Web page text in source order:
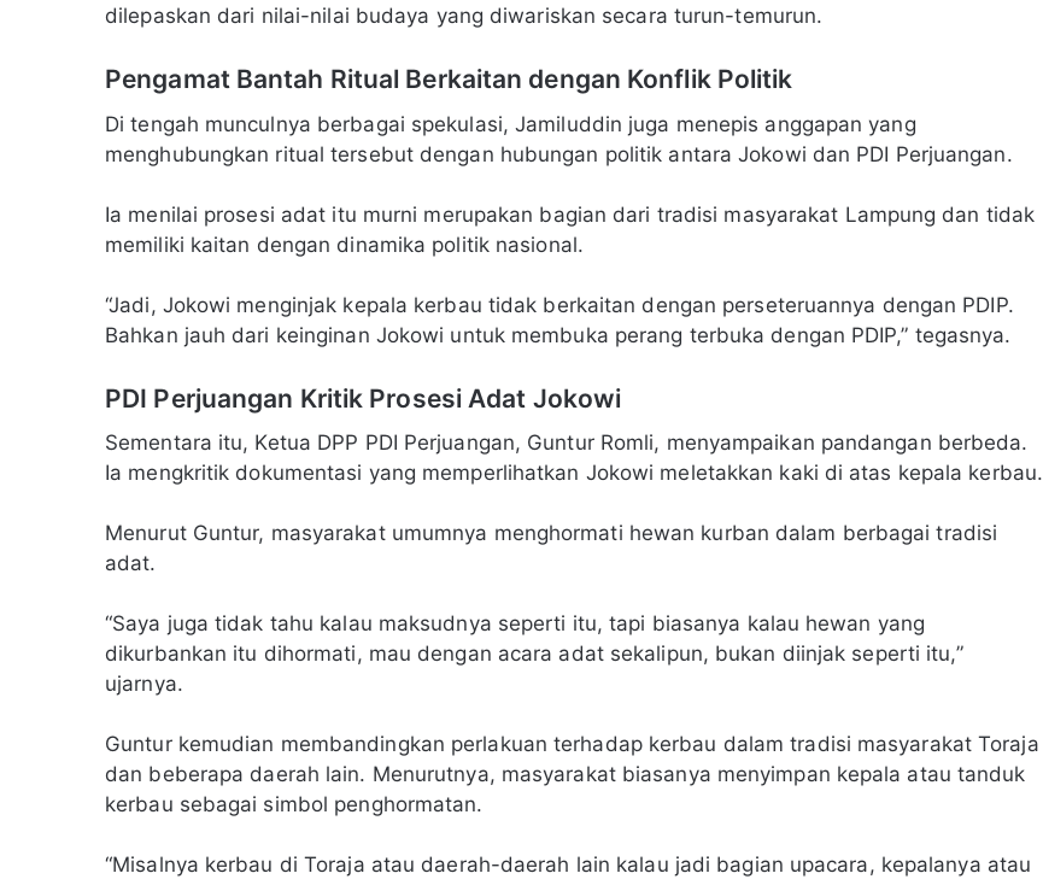
dilepaskan dari nilai-nilai budaya yang diwariskan secara turun-temurun.
Pengamat Bantah Ritual Berkaitan dengan Konflik Politik
Di tengah munculnya berbagai spekulasi, Jamiluddin juga menepis anggapan yang
menghubungkan ritual tersebut dengan hubungan politik antara Jokowi dan PDI Perjuangan.
Ia menilai prosesi adat itu murni merupakan bagian dari tradisi masyarakat Lampung dan tidak
memiliki kaitan dengan dinamika politik nasional.
“Jadi, Jokowi menginjak kepala kerbau tidak berkaitan dengan perseteruannya dengan PDIP.
Bahkan jauh dari keinginan Jokowi untuk membuka perang terbuka dengan PDIP,” tegasnya.
PDI Perjuangan Kritik Prosesi Adat Jokowi
Sementara itu, Ketua DPP PDI Perjuangan, Guntur Romli, menyampaikan pandangan berbeda.
Ia mengkritik dokumentasi yang memperlihatkan Jokowi meletakkan kaki di atas kepala kerbau.
Menurut Guntur, masyarakat umumnya menghormati hewan kurban dalam berbagai tradisi
adat.
“Saya juga tidak tahu kalau maksudnya seperti itu, tapi biasanya kalau hewan yang
dikurbankan itu dihormati, mau dengan acara adat sekalipun, bukan diinjak seperti itu,”
ujarnya.
Guntur kemudian membandingkan perlakuan terhadap kerbau dalam tradisi masyarakat Toraja
dan beberapa daerah lain. Menurutnya, masyarakat biasanya menyimpan kepala atau tanduk
kerbau sebagai simbol penghormatan.
“Misalnya kerbau di Toraja atau daerah-daerah lain kalau jadi bagian upacara, kepalanya atau